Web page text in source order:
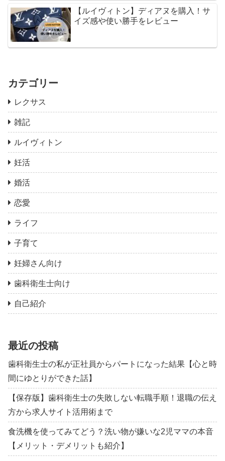
【ルイヴィトン】ディアヌを購入！サ
イズ感や使い勝手をレビュー
カテゴリー
レクサス
雑記
ルイヴィトン
妊活
婚活
恋愛
ライフ
子育て
妊婦さん向け
歯科衛生士向け
自己紹介
最近の投稿
歯科衛生士の私が正社員からパートになった結果【心と時
間にゆとりができた話】
【保存版】歯科衛生士の失敗しない転職手順！退職の伝え
方から求人サイト活用術まで
食洗機を使ってみてどう？洗い物が嫌いな2児ママの本音
【メリット・デメリットも紹介】